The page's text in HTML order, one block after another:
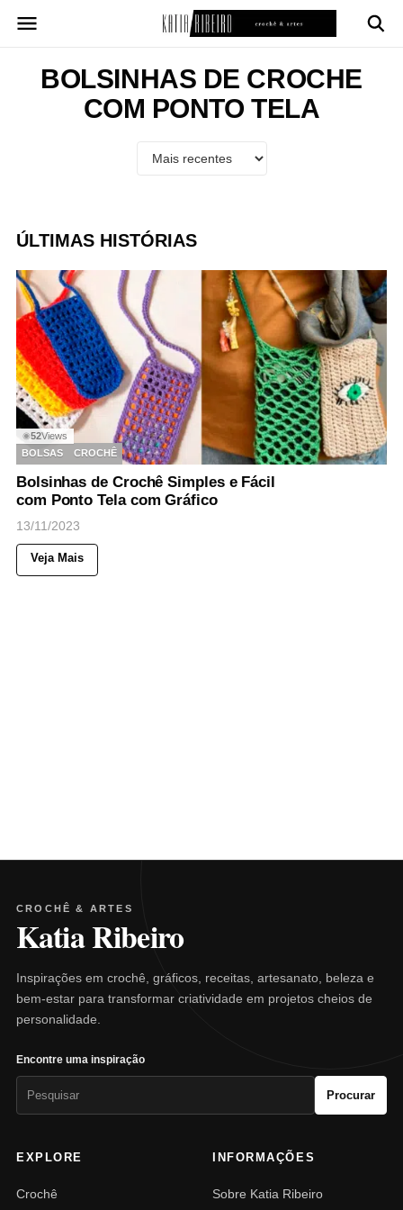
para
conteúdoBOLSINHAS DE CROCHE
COM PONTO TELA
ÚLTIMAS HISTÓRIAS
◉52Views
BOLSAS
CROCHÊ
Bolsinhas de Crochê Simples e Fácil
com Ponto Tela com Gráfico
13/11/2023
Veja Mais
CROCHÊ & ARTES
Katia Ribeiro
Inspirações em crochê, gráficos, receitas, artesanato, beleza e
bem-estar para transformar criatividade em projetos cheios de
personalidade.
Encontre uma inspiração
Procurar
EXPLORE
Crochê
INFORMAÇÕES
Sobre Katia Ribeiro